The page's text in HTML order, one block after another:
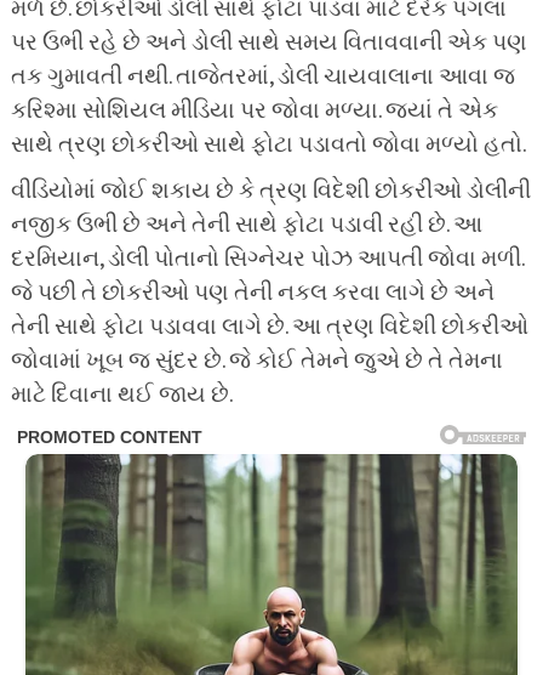
મળે છે. છોકરીઓ ડોલી સાથે ફોટા પાડવા માટે દરેક પગલા
પર ઉભી રહે છે અને ડોલી સાથે સમય વિતાવવાની એક પણ
તક ગુમાવતી નથી. તાજેતરમાં, ડોલી ચાયવાલાના આવા જ
કરિશ્મા સોશિયલ મીડિયા પર જોવા મળ્યા. જ્યાં તે એક
સાથે ત્રણ છોકરીઓ સાથે ફોટા પડાવતો જોવા મળ્યો હતો.
વીડિયોમાં જોઈ શકાય છે કે ત્રણ વિદેશી છોકરીઓ ડોલીની
નજીક ઉભી છે અને તેની સાથે ફોટા પડાવી રહી છે. આ
દરમિયાન, ડોલી પોતાનો સિગ્નેચર પોઝ આપતી જોવા મળી.
જે પછી તે છોકરીઓ પણ તેની નકલ કરવા લાગે છે અને
તેની સાથે ફોટા પડાવવા લાગે છે. આ ત્રણ વિદેશી છોકરીઓ
જોવામાં ખૂબ જ સુંદર છે. જે કોઈ તેમને જુએ છે તે તેમના
માટે દિવાના થઈ જાય છે.